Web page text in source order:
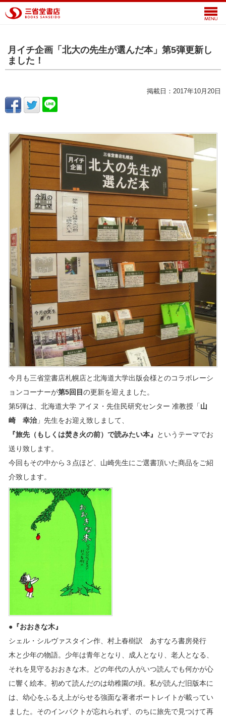
月イチ企画「北大の先生が選んだ本」第5弾更新し
ました！
掲載日：2017年10月20日
今月も三省堂書店札幌店と北海道大学出版会様とのコラボレーシ
ョンコーナーが第5回目の更新を迎えました。
第5弾は、北海道大学 アイヌ・先住民研究センター 准教授「山
崎 幸治」先生をお迎え致しまして、
『旅先（もしくは焚き火の前）で読みたい本』
というテーマでお
送り致します。
今回もその中から３点ほど、山崎先生にご選書頂いた商品をご紹
介致します。
●『おおきな木』
シェル・シルヴァスタイン作、村上春樹訳 あすなろ書房発行
木と少年の物語。少年は青年となり、成人となり、老人となる、
それを見守るおおきな木。どの年代の人がいつ読んでも何かが心
に響く絵本。初めて読んだのは幼稚園の頃。私が読んだ旧版本に
は、幼心をふるえ上がらせる強面な著者ポートレイトが載ってい
ました。そのインパクトが忘れられず、のちに旅先で見つけて再